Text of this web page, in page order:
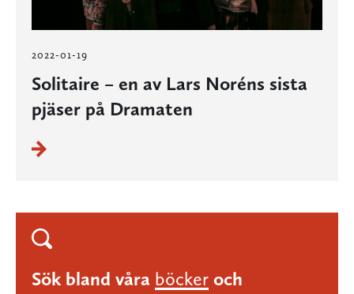
2022-01-19
Solitaire – en av Lars Noréns sista
pjäser på Dramaten
Sök bland våra böcker och